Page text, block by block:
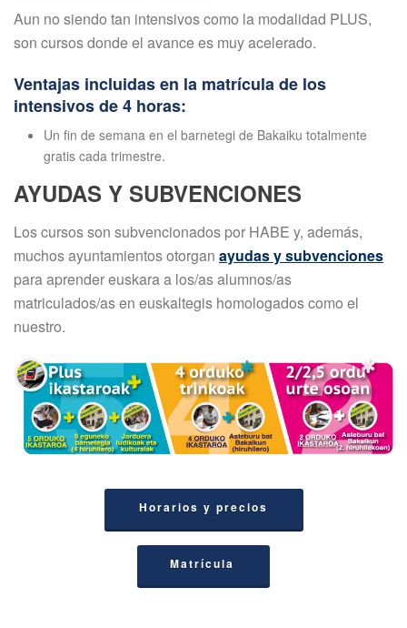
Aun no siendo tan intensivos como la modalidad PLUS,
son cursos donde el avance es muy acelerado.
Ventajas incluidas en la matrícula de los
intensivos de 4 horas:
Un fin de semana en el barnetegi de Bakaiku totalmente
gratis cada trimestre.
AYUDAS Y SUBVENCIONES
Los cursos son subvencionados por HABE y, además,
muchos ayuntamientos otorgan ayudas y subvenciones
para aprender euskara a los/as alumnos/as
matriculados/as en euskaltegis homologados como el
nuestro.
Horarios y precios
Matrícula